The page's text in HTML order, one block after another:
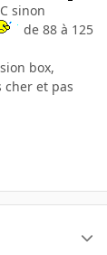
sinon
de 88 à 125
box,
cher et pas